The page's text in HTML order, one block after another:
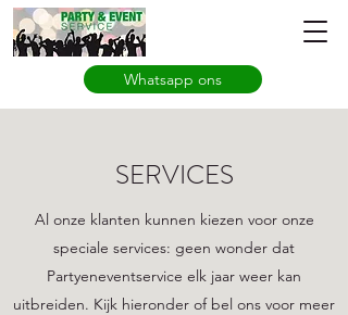
Whatsapp ons
SERVICES
Al onze klanten kunnen kiezen voor onze
speciale services: geen wonder dat
Partyeneventservice elk jaar weer kan
uitbreiden. Kijk hieronder of bel ons voor meer